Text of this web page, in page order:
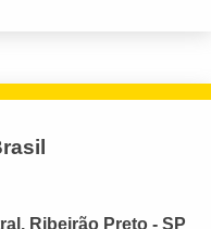
Ribeirão Preto - SP